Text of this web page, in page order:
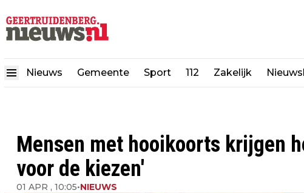
Nieuws Gemeente Sport 112 Zakelijk
Mensen met hooikoorts krijgen
voor de kiezen'
01 APR , 10:05•NIEUWS